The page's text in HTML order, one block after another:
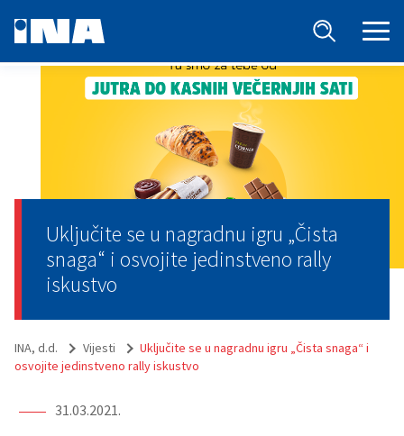
Uključite se u nagradnu igru „Čista
snaga“ i osvojite jedinstveno rally
iskustvo
INA, d.d. Vijesti
Uključite se u nagradnu igru „Čista snaga“ i
osvojite jedinstveno rally iskustvo
31.03.2021.